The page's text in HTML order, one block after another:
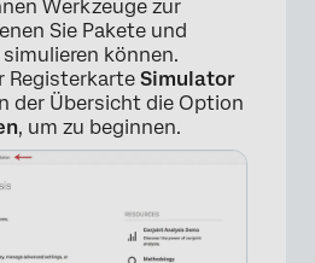
Werkzeuge zur
Sie Pakete und
können.
Registerkarte Simulator
der Übersicht die Option
, um zu beginnen.